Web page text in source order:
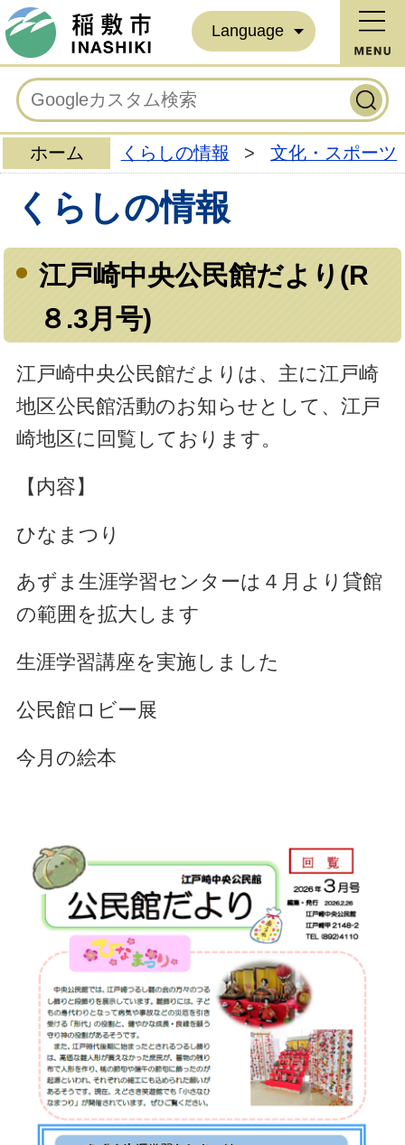
Language
ホーム くらしの情報 > 文化・スポーツ
くらしの情報
江戸崎中央公民館だより(R
８.3月号)
江戸崎中央公民館だよりは、主に江戸崎
地区公民館活動のお知らせとして、江戸
崎地区に回覧しております。
【内容】
ひなまつり
あずま生涯学習センターは４月より貸館
の範囲を拡大します
生涯学習講座を実施しました
公民館ロビー展
今月の絵本